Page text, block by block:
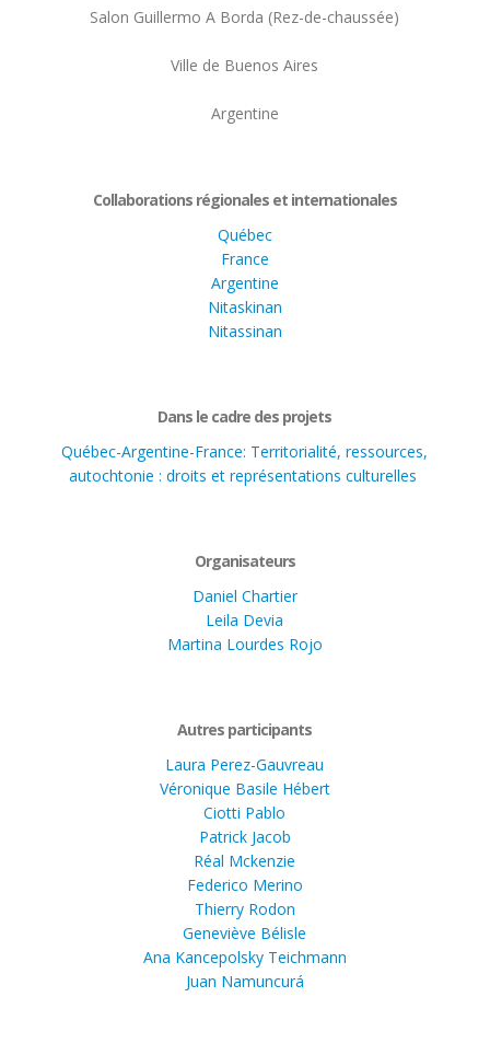
Salon Guillermo A Borda (Rez-de-chaussée)
Ville de Buenos Aires
Argentine
Collaborations régionales et internationales
Québec
France
Argentine
Nitaskinan
Nitassinan
Dans le cadre des projets
Québec-Argentine-France: Territorialité, ressources,
autochtonie : droits et représentations culturelles
Organisateurs
Daniel Chartier
Leila Devia
Martina Lourdes Rojo
Autres participants
Laura Perez-Gauvreau
Véronique Basile Hébert
Ciotti Pablo
Patrick Jacob
Réal Mckenzie
Federico Merino
Thierry Rodon
Geneviève Bélisle
Ana Kancepolsky Teichmann
Juan Namuncurá